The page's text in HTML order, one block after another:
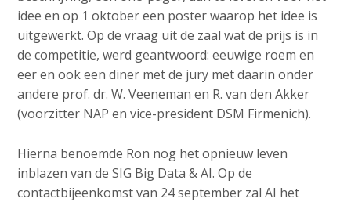
idee en op 1 oktober een poster waarop het idee is
uitgewerkt. Op de vraag uit de zaal wat de prijs is in
de competitie, werd geantwoord: eeuwige roem en
eer en ook een diner met de jury met daarin onder
andere prof. dr. W. Veeneman en R. van den Akker
(voorzitter NAP en vice-president DSM Firmenich).
Hierna benoemde Ron nog het opnieuw leven
inblazen van de SIG Big Data & AI. Op de
contactbijeenkomst van 24 september zal AI het